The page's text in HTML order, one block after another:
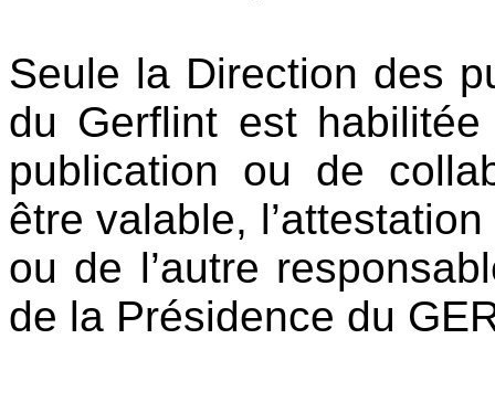
Seule la Direction des
du Gerflint est
publication ou de
être valable,
ou de l’autre
de la Présidence du